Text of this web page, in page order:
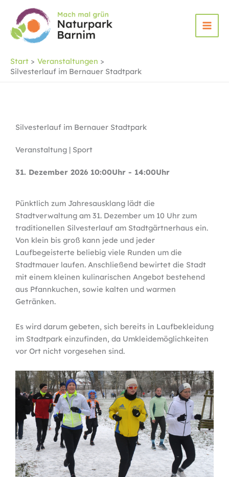
Inhalt
springen
Start
Veranstaltungen
Silvesterlauf im Bernauer Stadtpark
Silvesterlauf im Bernauer Stadtpark
Veranstaltung | Sport
31. Dezember 2026 10:00Uhr - 14:00Uhr
Pünktlich zum Jahresausklang lädt die
Stadtverwaltung am 31. Dezember um 10 Uhr zum
traditionellen Silvesterlauf am Stadtgärtnerhaus ein.
Von klein bis groß kann jede und jeder
Laufbegeisterte beliebig viele Runden um die
Stadtmauer laufen. Anschließend bewirtet die Stadt
mit einem kleinen kulinarischen Angebot bestehend
aus Pfannkuchen, sowie kalten und warmen
Getränken.
Es wird darum gebeten, sich bereits in Laufbekleidung
im Stadtpark einzufinden, da Umkleidemöglichkeiten
vor Ort nicht vorgesehen sind.